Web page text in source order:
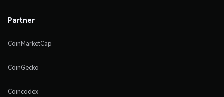
Partner
CoinMarketCap
CoinGecko
Coincodex